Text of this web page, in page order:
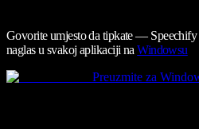
Govorite umjesto da tipkate — Speechify
naglas u svakoj aplikaciji naWindowsu
Preuzmite za